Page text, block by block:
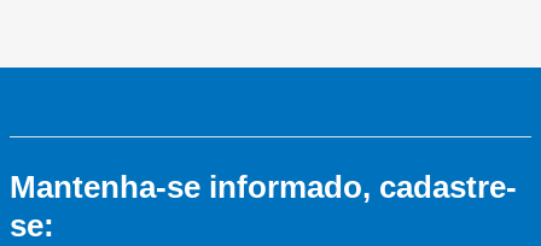
Mantenha-se informado, cadastre-
se: